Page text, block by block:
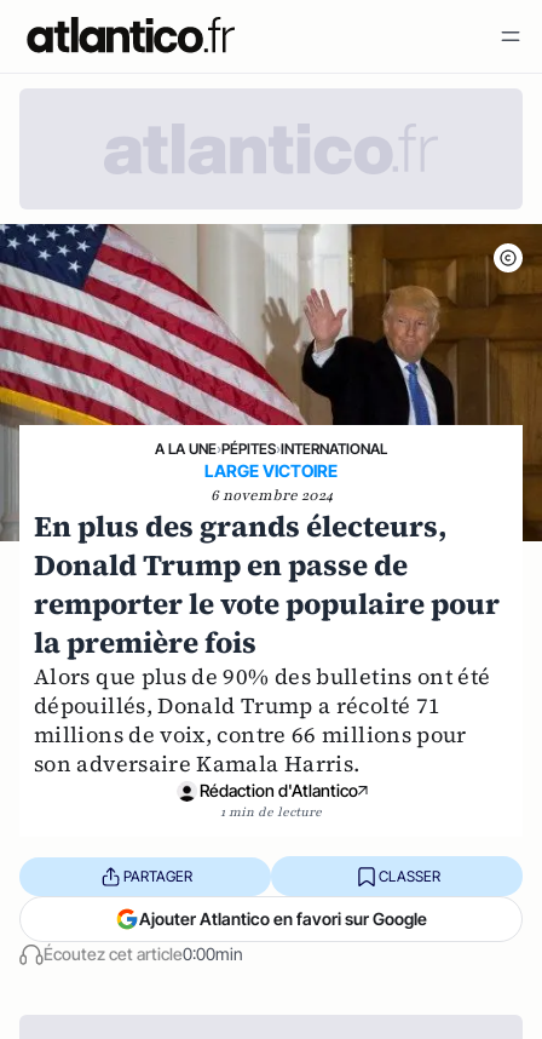
A LA UNE›PÉPITES›INTERNATIONAL
LARGE VICTOIRE
6 novembre 2024
En plus des grands électeurs,
Donald Trump en passe de
remporter le vote populaire pour
la première fois
Alors que plus de 90% des bulletins ont été
dépouillés, Donald Trump a récolté 71
millions de voix, contre 66 millions pour
son adversaire Kamala Harris.
Rédaction d'Atlantico
1 min de lecture
Écoutez cet article0:00min
PARTAGER CLASSER
Ajouter Atlantico en favori sur Google